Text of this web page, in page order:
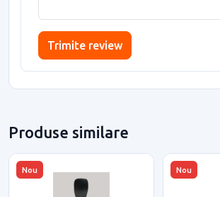
Trimite review
Produse similare
Nou Nou